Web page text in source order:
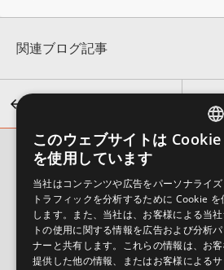
関連ブログ記事
【最大45%OFF】VSLユーザー必見！お
る、お得なアップグレードセール開催中！
2026年8月7日 15:30
Twitter 限定！「オーケストラ系」ミニ楽曲投稿コンテ
投稿で、最大5万円のSONICWIRE クー
会社概要
環境保護（CSR）への取り組み
特
サイト動作環境
利用規約 個人情報の保護
このウェブサイトは Cookie
を使用しています
当社はコンテンツや広告をパーソナライズ
トラフィックを分析するために Cookie を
します。また、当社は、お客様による当社
トの使用に関する情報を広告および分析パ
ナーと共有します。これらの情報は、お
提供した他の情報、またはお客様による